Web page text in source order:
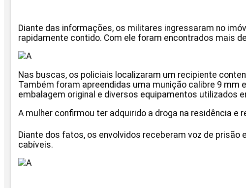
Diante das informações, os militares ingressaram no
rapidamente contido. Com ele foram encontrados mais
Nas buscas, os policiais localizaram um recipiente
Também foram apreendidas uma munição calibre 9 mm
embalagem original e diversos equipamentos utilizados
A mulher confirmou ter adquirido a droga na residência
Diante dos fatos, os envolvidos receberam voz de prisão
cabíveis.